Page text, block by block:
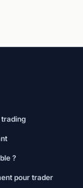
?
pour trader